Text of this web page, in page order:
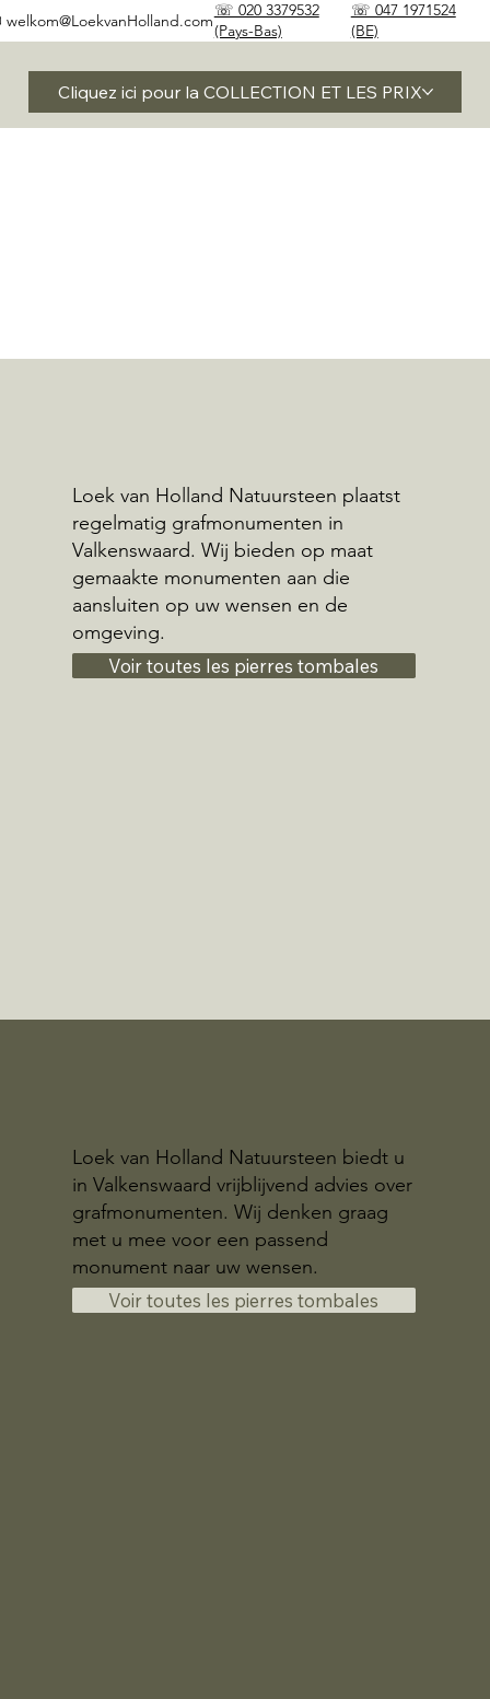
☏ 020 3379532
(Pays-Bas)
☏ 047 1971524
(BE)
welkom@LoekvanHolland.com
Cliquez ici pour la COLLECTION ET LES PRIX
Loek van Holland Natuursteen plaatst
regelmatig grafmonumenten in
Valkenswaard. Wij bieden op maat
gemaakte monumenten aan die
aansluiten op uw wensen en de
omgeving.
Voir toutes les pierres tombales
Loek van Holland Natuursteen biedt u
in Valkenswaard vrijblijvend advies over
grafmonumenten. Wij denken graag
met u mee voor een passend
monument naar uw wensen.
Voir toutes les pierres tombales